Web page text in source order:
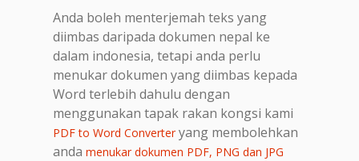
Anda boleh menterjemah teks yang
diimbas daripada dokumen nepal ke
dalam indonesia, tetapi anda perlu
menukar dokumen yang diimbas kepada
Word terlebih dahulu dengan
menggunakan tapak rakan kongsi kami
PDF to Word Converteryang membolehkan
anda menukar dokumen PDF, PNG dan JPG